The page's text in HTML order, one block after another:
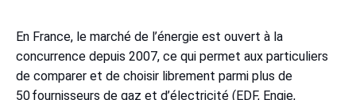
En France, le marché de l’énergie est ouvert à la
concurrence depuis 2007, ce qui permet aux particuliers
de comparer et de choisir librement parmi plus de
50 fournisseurs de gaz et d’électricité (EDF, Engie,